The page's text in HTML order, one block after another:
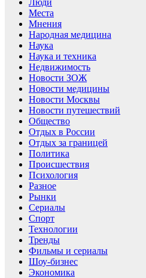
Места
Мнения
Народная медицина
Наука
Наука и техника
Недвижимость
Новости ЗОЖ
Новости медицины
Новости Москвы
Новости путешествий
Общество
Отдых в России
Отдых за границей
Политика
Происшествия
Психология
Разное
Рынки
Сериалы
Спорт
Технологии
Тренды
Фильмы и сериалы
Шоу-бизнес
Экономика